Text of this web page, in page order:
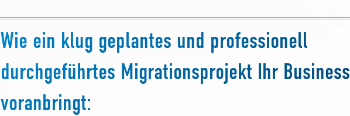
Wie ein klug geplantes und professionell
durchgeführtes Migrationsprojekt Ihr Business
voranbringt: